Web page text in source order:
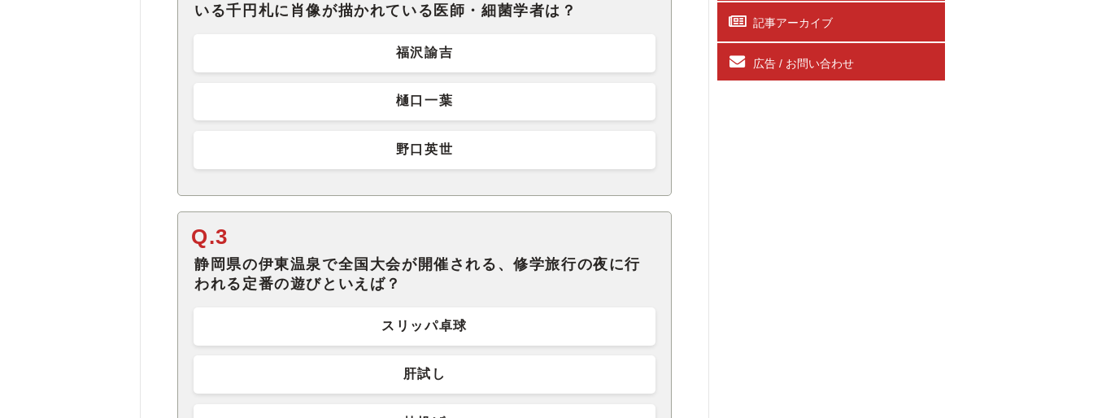
いる千円札に肖像が描かれている医師・細菌学者は？
福沢諭吉
樋口一葉
野口英世
Q.3
静岡県の伊東温泉で全国大会が開催される、修学旅行の夜に行
われる定番の遊びといえば？
スリッパ卓球
肝試し
記事アーカイブ
広告 / お問い合わせ